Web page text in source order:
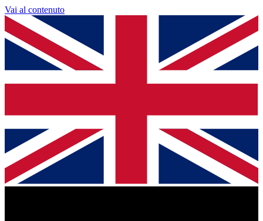
Vai al contenuto